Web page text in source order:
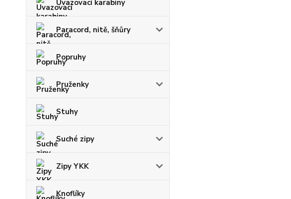
Uvazovací karabiny
Paracord, nitě, šňůry
Popruhy
Pruženky
Stuhy
Suché zipy
Zipy YKK
Knoflíky